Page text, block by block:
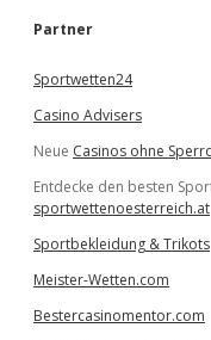
e
Partner
Sportwetten24
Casino Advisers
Neue Casinos ohne
Entdecke den besten
sportwettenoesterreich.at
Sportbekleidung & Trikots
Meister-Wetten.com
Bestercasinomentor.com